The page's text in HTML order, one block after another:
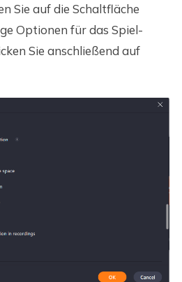
Sie auf die Schaltfläche
Optionen für das Spiel-
Sie anschließend auf